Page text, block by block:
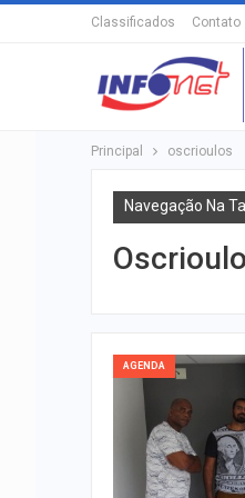
Classificados Contato
Principal oscrioulos
Navegação Na
AGENDA